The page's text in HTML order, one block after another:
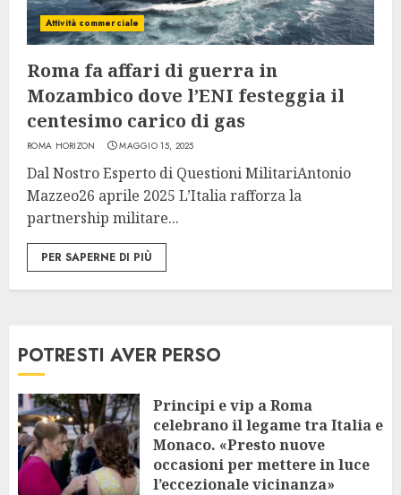
Attività commerciale
Roma fa affari di guerra in
Mozambico dove l’ENI festeggia il
centesimo carico di gas
ROMA HORIZON MAGGIO 15, 2025
Dal Nostro Esperto di Questioni MilitariAntonio
Mazzeo26 aprile 2025 L’Italia rafforza la
partnership militare...
PER SAPERNE DI PIÙ
POTRESTI AVER PERSO
Principi e vip a Roma
celebrano il legame tra Italia e
Monaco. «Presto nuove
occasioni per mettere in luce
l’eccezionale vicinanza»